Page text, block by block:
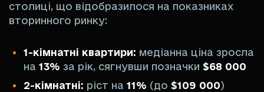
столиці, що відобразилося на показниках
вторинного ринку:
1-кімнатні квартири: медіанна ціна зросла
на 13% за рік, сягнувши позначки $68 000
2-кімнатні: ріст на 11% (до $109 000)